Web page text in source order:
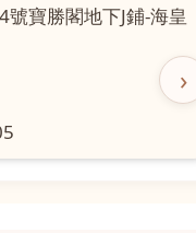
›
珍興樓L1舖 粵華廣場對